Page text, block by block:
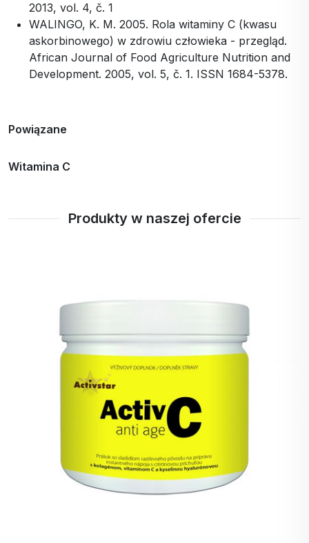
2013, vol. 4, č. 1
WALINGO, K. M. 2005. Rola witaminy C (kwasu
askorbinowego) w zdrowiu człowieka - przegląd.
African Journal of Food Agriculture Nutrition and
Development. 2005, vol. 5, č. 1. ISSN 1684-5378.
Powiązane
Witamina C
Produkty w naszej ofercie